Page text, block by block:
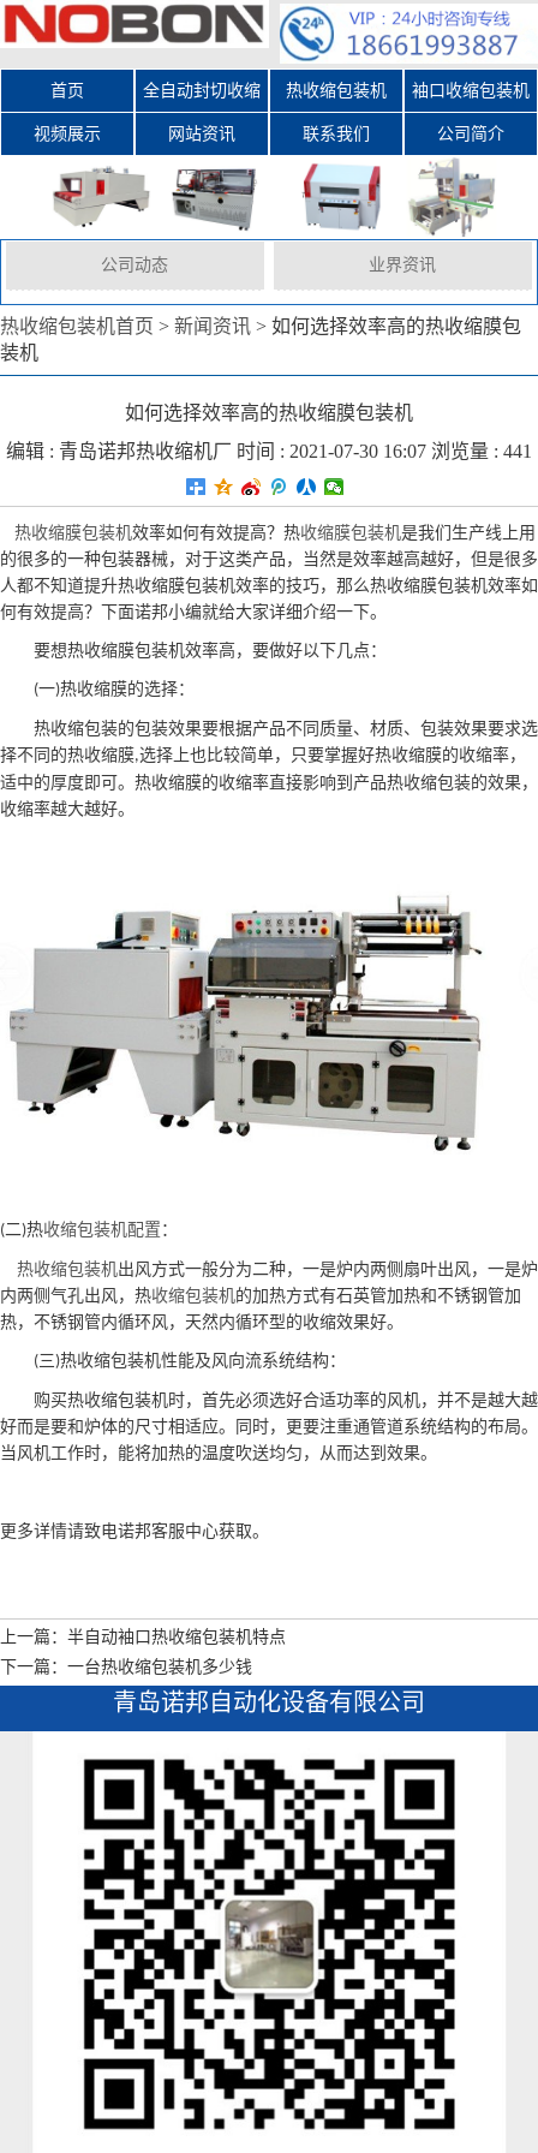
首页 全自动封切收缩
包装机
热收缩包装机 袖口收缩包装机
视频展示 网站资讯 联系我们 公司简介
公司动态 业界资讯
热收缩包装机首页 > 新闻资讯 > 如何选择效率高的热收缩膜包
装机
如何选择效率高的热收缩膜包装机
编辑 : 青岛诺邦热收缩机厂 时间 : 2021-07-30 16:07 浏览量 : 441
热收缩膜包装机效率如何有效提高？热收缩膜包装机是我们生产线上用
的很多的一种包装器械，对于这类产品，当然是效率越高越好，但是很多
人都不知道提升热收缩膜包装机效率的技巧，那么热收缩膜包装机效率如
何有效提高？下面诺邦小编就给大家详细介绍一下。
要想热收缩膜包装机效率高 ，要做好以下几点：
(一)热收缩膜的选择：
热收缩包装的包装效果要根据产品不同质量、材质、包装效果要求选
择不同的热收缩膜,选择上也比较简单，只要掌握好热收缩膜的收缩率，
适中的厚度即可。热收缩膜的收缩率直接影响到产品热收缩包装的效果，
收缩率越大越好。
(二)热收缩包装机配置 ：
热收缩包装机出风方式一般分为二种，一是炉内两侧扇叶出风，一是炉
内两侧气孔出风，热收缩包装机的加热方式有石英管加热和不锈钢管加
热，不锈钢管内循环风，天然内循环型的收缩效果好。
(三)热收缩包装机性能及风向流系统结构：
购买热收缩包装机时，首先必须选好合适功率的风机，并不是越大越
好而是要和炉体的尺寸相适应。同时，更要注重通管道系统结构的布局。
当风机工作时，能将加热的温度吹送均匀，从而达到效果。
更多详情请致电诺邦客服中心获取。
上一篇：半自动袖口热收缩包装机特点
下一篇：一台热收缩包装机多少钱
青岛诺邦自动化设备有限公司